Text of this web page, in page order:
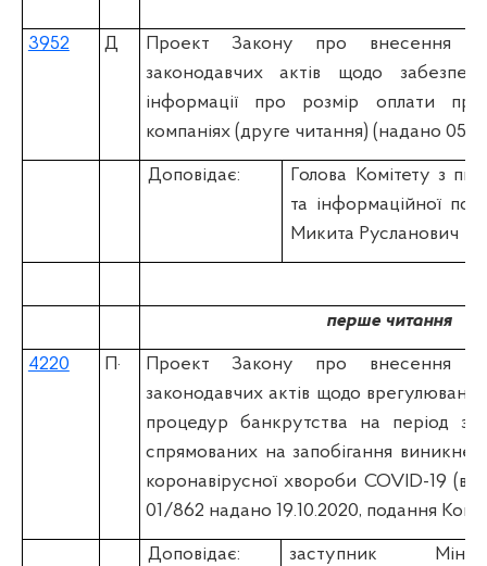
3952 Д
Проект Закону про внесення
законодавчих актів щодо
інформації про розмір оплати
компаніях (друге читання) (надано
Доповідає:
Голова Комітету з
та інформаційної
Микита Русланович
перше читання
4220 П·
Проект Закону про внесення
законодавчих актів щодо
процедур банкрутства на період
спрямованих на запобігання
коронавірусної хвороби COVID-19
01/862 надано 19.10.2020, подання
Доповідає:
заступник